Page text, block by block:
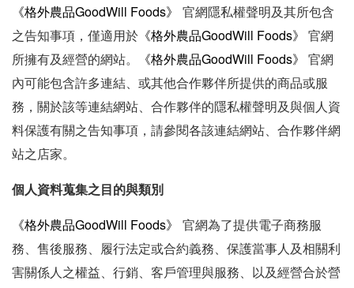
《格外農品GoodWill Foods》 官網 隱私權聲明及其所包含
之告知事項，僅適用於 《格外農品GoodWill Foods》
官網
所擁有及經營的網站。
《格外農品GoodWill Foods》
官網
內可能包含許多連結、或其他合作夥伴所提供的商品或服
務，關於該等連結網站、合作夥伴的隱私權聲明及與個人資
料保護有關之告知事項，請參閱各該連結網站、合作夥伴網
站之店家。
個人資料蒐集之目的與類別
《格外農品GoodWill Foods》 官網為了提供電子商務服
務、售後服務、履行法定或合約義務、保護當事人及相關利
害關係人之權益、行銷、客戶管理與服務、以及經營合於營